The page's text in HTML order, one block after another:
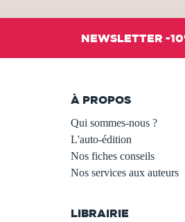
NEWSLETTER -
À PROPOS
Qui sommes-nous ?
L'auto-édition
Nos fiches conseils
Nos services aux auteurs
LIBRAIRIE